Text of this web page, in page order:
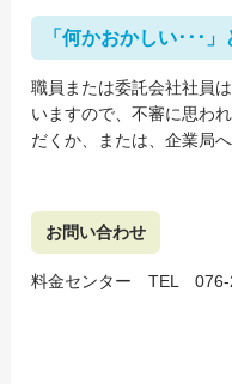
「何かおかしい･･･
職員または委託会社社員
いますので、不審に思わ
だくか、または、企業局
お問い合わせ
料金センター TEL 076-